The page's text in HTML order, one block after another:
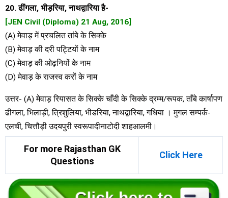
20. ढींगला, भीड़रिया, नाथद्वारिया है-
[JEN Civil (Diploma) 21 Aug, 2016]
(A) मेवाड़ में प्रचलित तांबे के सिक्के
(B) मेवाड़ की दरी पट्टियों के नाम
(C) मेवाड़ की ओढ़नियों के नाम
(D) मेवाड़ के राजस्व करों के नाम
उत्तर- (A) मेवाड़ रियासत के सिक्के चाँदी के सिक्के द्रम्म/रूपक, ताँबे कार्षापण
ढीगला, भिलाड़ी, त्रिशुलिया, भीडरिया, नाथद्वारिया, गधिया । मुगल सम्पर्क-
एलची, चित्तौड़ी उदयपुरी स्वरूपादीनाटोदी शाहआलमी।
For more Rajasthan GK
Questions
Click Here